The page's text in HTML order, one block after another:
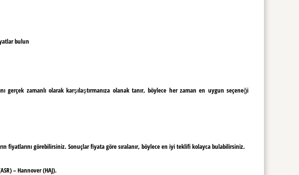
bulun
zamanlı olarak karşılaştırmanıza olanak tanır, böylece her zaman en uygun seçeneği
görebilirsiniz. Sonuçlar fiyata göre sıralanır, böylece en iyi teklifi kolayca bulabilirsiniz.
– Hannover (HAJ).